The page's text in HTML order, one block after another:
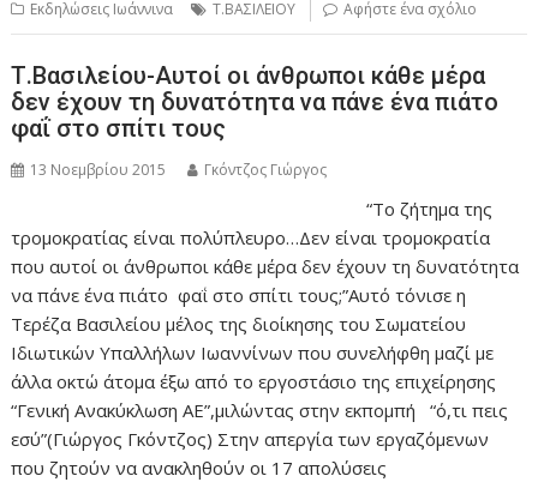
Εκδηλώσεις Ιωάννινα Τ.ΒΑΣΙΛΕΙΟΥ Αφήστε ένα σχόλιο
Τ.Βασιλείου-Αυτοί οι άνθρωποι κάθε μέρα
δεν έχουν τη δυνατότητα να πάνε ένα πιάτο
φαΐ στο σπίτι τους
13 Νοεμβρίου 2015 Γκόντζος Γιώργος
“Το ζήτημα της
τρομοκρατίας είναι πολύπλευρο…Δεν είναι τρομοκρατία
που αυτοί οι άνθρωποι κάθε μέρα δεν έχουν τη δυνατότητα
να πάνε ένα πιάτο φαΐ στο σπίτι τους;”Αυτό τόνισε η
Τερέζα Βασιλείου μέλος της διοίκησης του Σωματείου
Ιδιωτικών Υπαλλήλων Ιωαννίνων που συνελήφθη μαζί με
άλλα οκτώ άτομα έξω από το εργοστάσιο της επιχείρησης
“Γενική Ανακύκλωση ΑΕ”,μιλώντας στην εκπομπή “ό,τι πεις
εσύ”(Γιώργος Γκόντζος) Στην απεργία των εργαζόμενων
που ζητούν να ανακληθούν οι 17 απολύσεις